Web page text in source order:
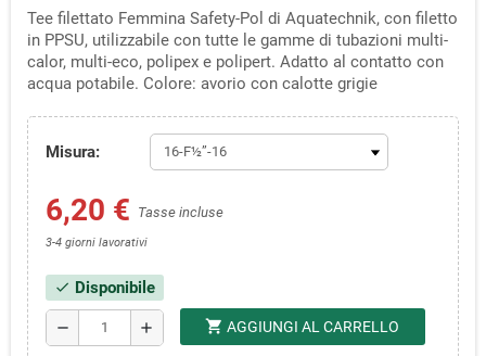
Tee filettato Femmina Safety-Pol di Aquatechnik, con filetto
in PPSU, utilizzabile con tutte le gamme di tubazioni multi-
calor, multi-eco, polipex e polipert. Adatto al contatto con
acqua potabile. Colore: avorio con calotte grigie
Misura:
6,20 € Tasse incluse
3-4 giorni lavorativi
check Disponibile
remove add shopping_cart AGGIUNGI AL CARRELLO